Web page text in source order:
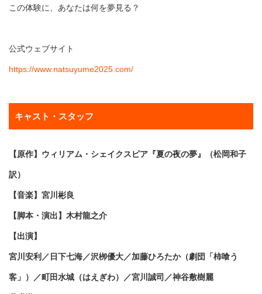
この体験に、あなたは何を夢見る？
公式ウェブサイト
https://www.natsuyume2025.com/
キャスト・スタッフ
【原作】ウィリアム・シェイクスピア『夏の夜の夢』（松岡和子
訳）
【音楽】宮川彬良
【脚本・演出】木村龍之介
【出演】
宮川安利／日下七海／沢栁優大／加藤ひろたか（劇団「柿喰う
客」）／町田水城（はえぎわ）／宮川誠司／神谷敷樹麗